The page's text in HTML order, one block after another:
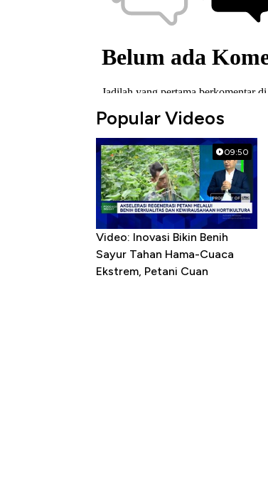
Popular Videos
09:50
Video: Inovasi Bikin Benih
Sayur Tahan Hama-Cuaca
Ekstrem, Petani Cuan